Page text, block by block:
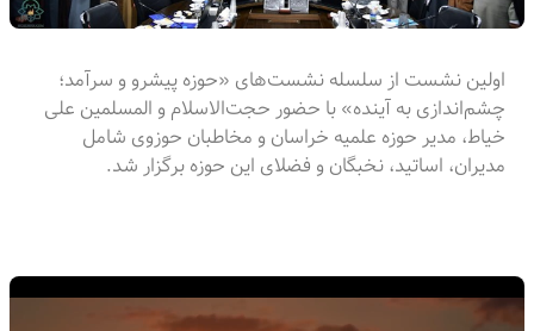
اولین نشست از سلسله نشست‌های «حوزه پیشرو و سرآمد؛
چشم‌اندازی به آینده» با حضور حجت‌الاسلام و المسلمین علی
خیاط، مدیر حوزه علمیه خراسان و مخاطبان حوزوی شامل
مدیران، اساتید، نخبگان و فضلای این حوزه برگزار شد.